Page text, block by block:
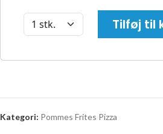
Kategori: Pommes Frites Pizza